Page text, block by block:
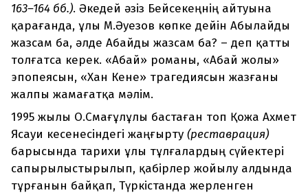
163–164 бб.). Әкедей әзіз Бейсекеңнің айтуына
қарағанда, ұлы М.Әуезов көпке дейін Абылайды
жазсам ба, әлде Абайды жазсам ба? – деп қатты
толғатса керек. «Абай» романы, «Абай жолы»
эпопеясын, «Хан Кене» трагедиясын жазғаны
жалпы жамағатқа мәлім.
1995 жылы О.Смағұлұлы бастаған топ Қожа Ахмет
Ясауи кесенесіндегі жаңғырту (реставрация)
барысында тарихи ұлы тұлғалардың сүйектері
сапырылыстырылып, қабірлер жойылу алдында
тұрғанын байқап, Түркістанда жерленген